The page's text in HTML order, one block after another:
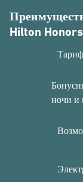
Hilton Honors
ночи и